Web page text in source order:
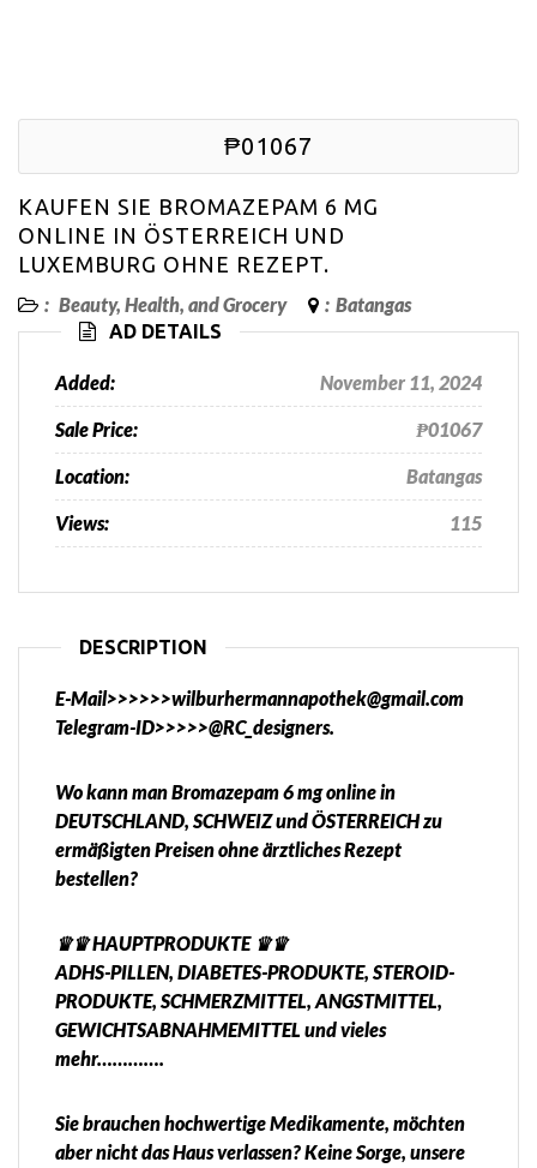
₱01067
KAUFEN SIE BROMAZEPAM 6 MG
ONLINE IN ÖSTERREICH UND
LUXEMBURG OHNE REZEPT.
: Beauty, Health, and Grocery : Batangas
AD DETAILS
Added: November 11, 2024
Sale Price: ₱01067
Location: Batangas
Views: 115
DESCRIPTION
E-Mail>>>>>>wilburhermannapothek@gmail.com
Telegram-ID>>>>>@RC_designers.
Wo kann man Bromazepam 6 mg online in
DEUTSCHLAND, SCHWEIZ und ÖSTERREICH zu
ermäßigten Preisen ohne ärztliches Rezept
bestellen?
♛♛ HAUPTPRODUKTE ♛♛
ADHS-PILLEN, DIABETES-PRODUKTE, STEROID-
PRODUKTE, SCHMERZMITTEL, ANGSTMITTEL,
GEWICHTSABNAHMEMITTEL und vieles
mehr………….
Sie brauchen hochwertige Medikamente, möchten
aber nicht das Haus verlassen? Keine Sorge, unsere